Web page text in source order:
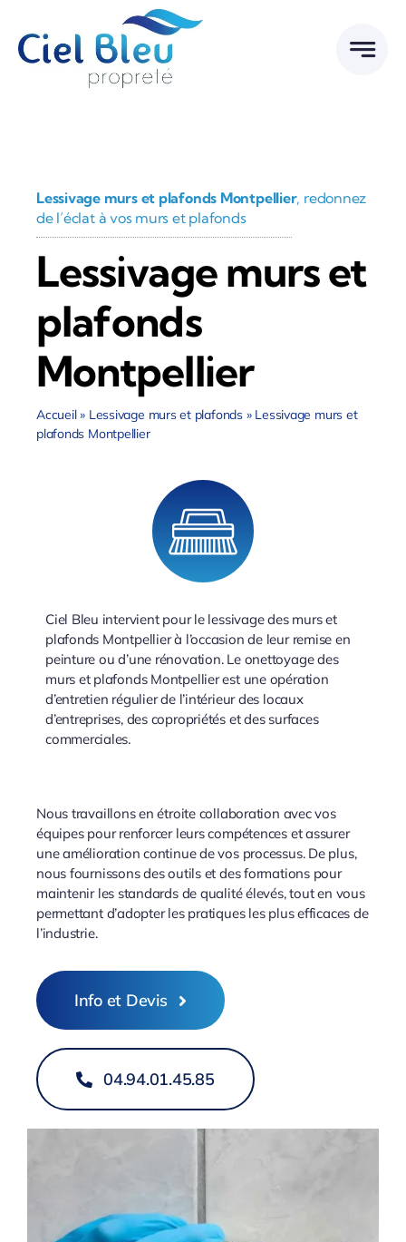
contenu
Lessivage murs et plafonds Montpellier, redonnez
de l’éclat à vos murs et plafonds
Lessivage murs et
plafonds
Montpellier
Accueil» Lessivage murs et plafonds» Lessivage murs et
plafonds Montpellier
Ciel Bleu intervient pour le lessivage des murs et
plafonds Montpellier à l’occasion de leur remise en
peinture ou d’une rénovation. Le onettoyage des
murs et plafonds Montpellier est une opération
d’entretien régulier de l’intérieur des locaux
d’entreprises, des copropriétés et des surfaces
commerciales.
Nous travaillons en étroite collaboration avec vos
équipes pour renforcer leurs compétences et assurer
une amélioration continue de vos processus. De plus,
nous fournissons des outils et des formations pour
maintenir les standards de qualité élevés, tout en vous
permettant d’adopter les pratiques les plus efficaces de
l’industrie.
Info et Devis
04.94.01.45.85